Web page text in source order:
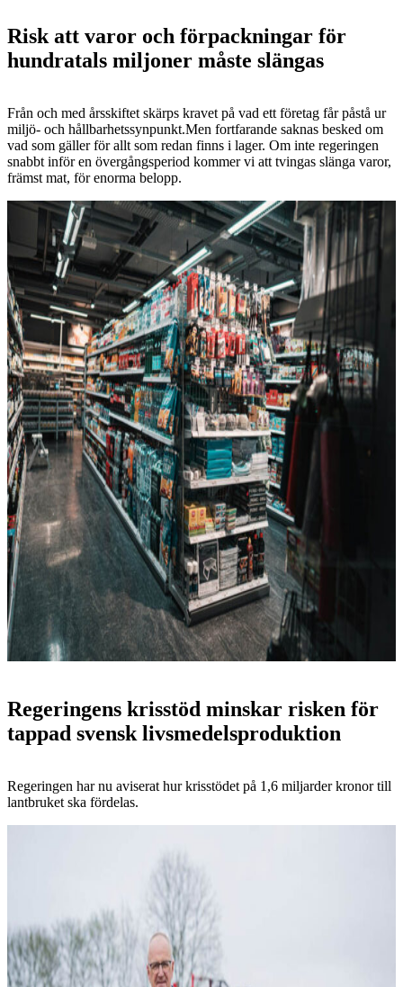
Risk att varor och förpackningar för
hundratals miljoner måste slängas
Från och med årsskiftet skärps kravet på vad ett företag får påstå ur
miljö- och hållbarhetssynpunkt.Men fortfarande saknas besked om
vad som gäller för allt som redan finns i lager. Om inte regeringen
snabbt inför en övergångsperiod kommer vi att tvingas slänga varor,
främst mat, för enorma belopp.
Regeringens krisstöd minskar risken för
tappad svensk livsmedelsproduktion
Regeringen har nu aviserat hur krisstödet på 1,6 miljarder kronor till
lantbruket ska fördelas.